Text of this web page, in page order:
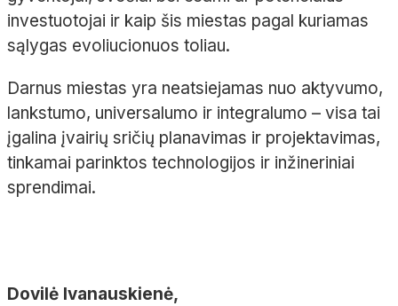
investuotojai ir kaip šis miestas pagal kuriamas
sąlygas evoliucionuos toliau.
Darnus miestas yra neatsiejamas nuo aktyvumo,
lankstumo, universalumo ir integralumo – visa tai
įgalina įvairių sričių planavimas ir projektavimas,
tinkamai parinktos technologijos ir inžineriniai
sprendimai.
Dovilė Ivanauskienė,